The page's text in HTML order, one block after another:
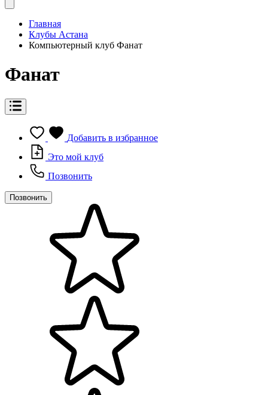
Главная
Клубы Астана
Компьютерный клуб Фанат
Фанат
Добавить в избранное
Это мой клуб
Позвонить
Позвонить